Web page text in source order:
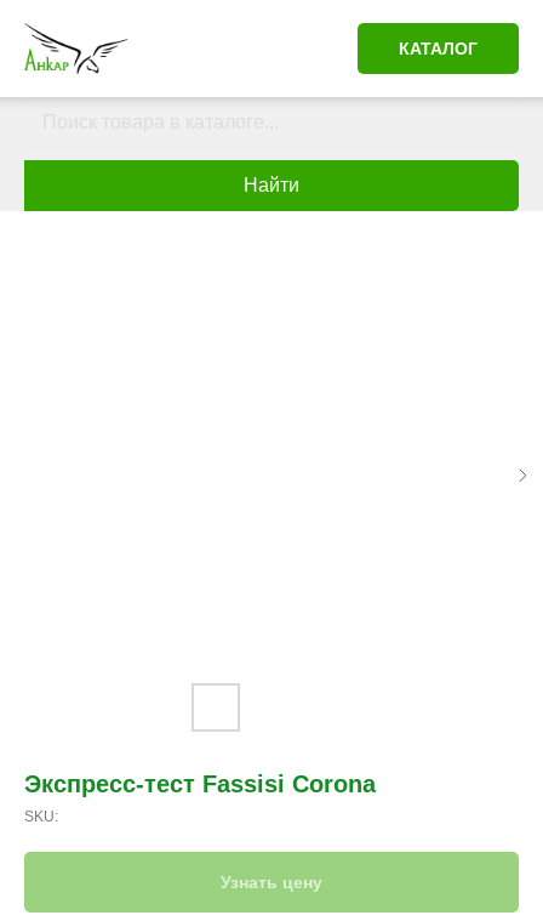
КАТАЛОГ
Найти
Экспресс-тест Fassisi Corona
SKU:
Узнать цену